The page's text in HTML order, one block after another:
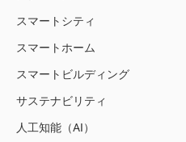
スマートシティ
スマートホーム
スマートビルディング
サステナビリティ
人工知能（AI）